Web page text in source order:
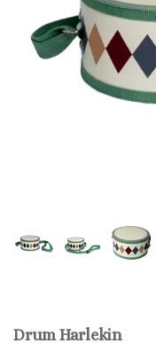
Drum Harlekin